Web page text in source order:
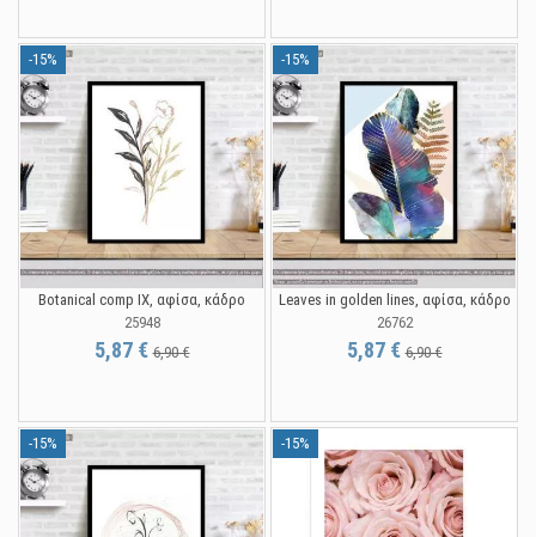
-15%
Botanical comp IX, αφίσα, κάδρο
25948
5,87 €6,90 €
-15%
Leaves in golden lines, αφίσα, κάδρο
26762
5,87 €6,90 €
-15% -15%